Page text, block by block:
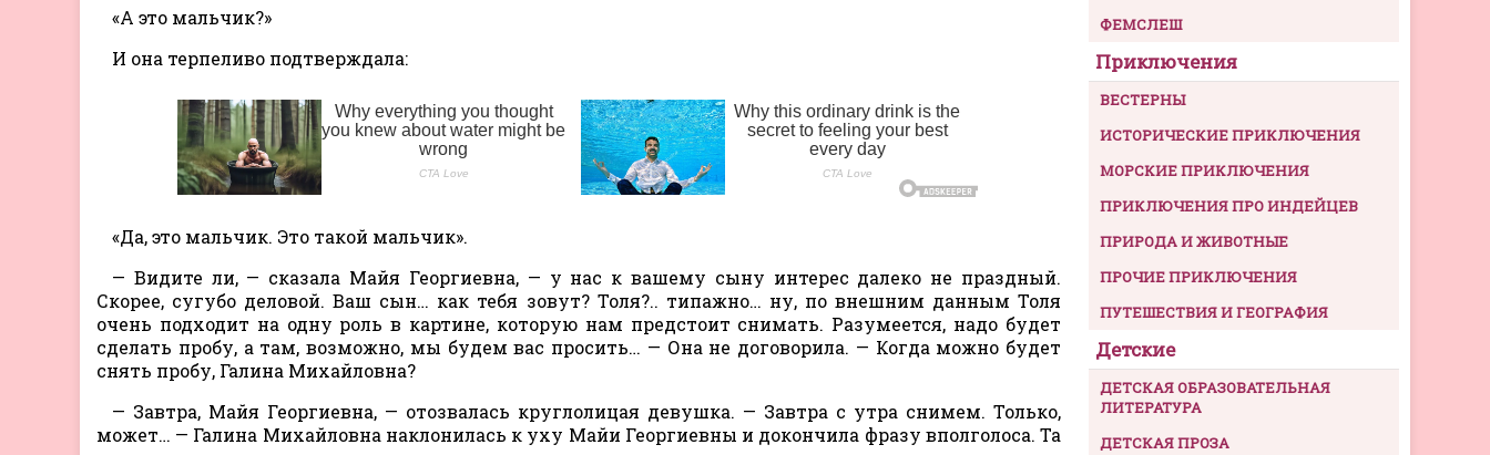
«А это мальчик?»
И она терпеливо подтверждала:
«Да, это мальчик. Это такой мальчик».
— Видите ли, — сказала Майя Георгиевна, — у нас к вашему сыну интерес далеко не праздный.
Скорее, сугубо деловой. Ваш сын… как тебя зовут? Толя?.. типажно… ну, по внешним данным Толя
очень подходит на одну роль в картине, которую нам предстоит снимать. Разумеется, надо будет
сделать пробу, а там, возможно, мы будем вас просить… — Она не договорила. — Когда можно будет
снять пробу, Галина Михайловна?
— Завтра, Майя Георгиевна, — отозвалась круглолицая девушка. — Завтра с утра снимем. Только,
может… — Галина Михайловна наклонилась к уху Майи Георгиевны и докончила фразу вполголоса. Та
ФЕМСЛЕШ
Приключения
ВЕСТЕРНЫ
ИСТОРИЧЕСКИЕ ПРИКЛЮЧЕНИЯ
МОРСКИЕ ПРИКЛЮЧЕНИЯ
ПРИКЛЮЧЕНИЯ ПРО ИНДЕЙЦЕВ
ПРИРОДА И ЖИВОТНЫЕ
ПРОЧИЕ ПРИКЛЮЧЕНИЯ
ПУТЕШЕСТВИЯ И ГЕОГРАФИЯ
Детские
ДЕТСКАЯ ОБРАЗОВАТЕЛЬНАЯ
ЛИТЕРАТУРА
ДЕТСКАЯ ПРОЗА